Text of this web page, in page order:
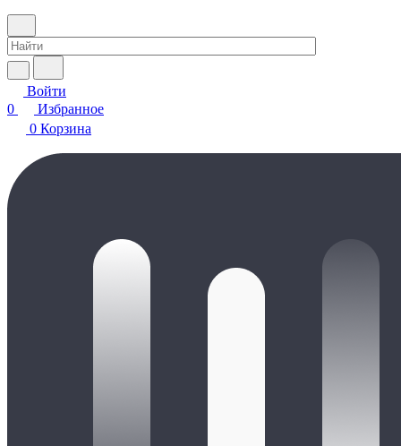
Войти
0
Избранное
0 Корзина